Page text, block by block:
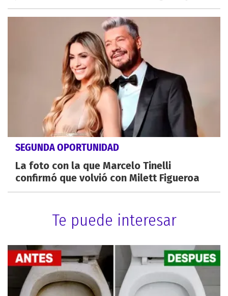
SEGUNDA OPORTUNIDAD
La foto con la que Marcelo Tinelli
confirmó que volvió con Milett Figueroa
Te puede interesar